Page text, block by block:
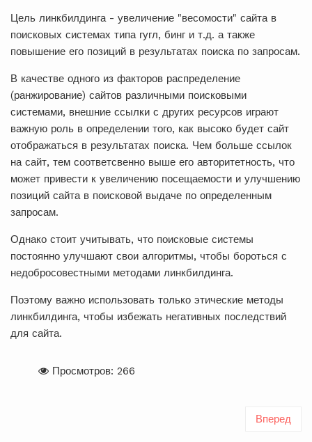
Цель линкбилдинга - увеличение "весомости" сайта в
поисковых системах типа гугл, бинг и т.д. а также
повышение его позиций в результатах поиска по запросам.
В качестве одного из факторов распределение
(ранжирование) сайтов различными поисковыми
системами, внешние ссылки с других ресурсов играют
важную роль в определении того, как высоко будет сайт
отображаться в результатах поиска. Чем больше ссылок
на сайт, тем соответсвенно выше его авторитетность, что
может привести к увеличению посещаемости и улучшению
позиций сайта в поисковой выдаче по определенным
запросам.
Однако стоит учитывать, что поисковые системы
постоянно улучшают свои алгоритмы, чтобы бороться с
недобросовестными методами линкбилдинга.
Поэтому важно использовать только этические методы
линкбилдинга, чтобы избежать негативных последствий
для сайта.
Просмотров: 266
Вперед